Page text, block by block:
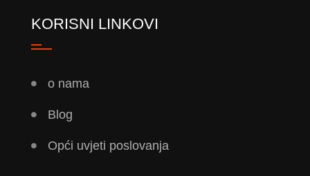
KORISNI LINKOVI
o nama
Blog
Opći uvjeti poslovanja